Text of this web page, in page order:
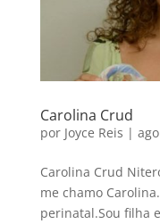
Carolina Crud
por Joyce Reis |
Carolina Crud
me chamo
perinatal.Sou filha